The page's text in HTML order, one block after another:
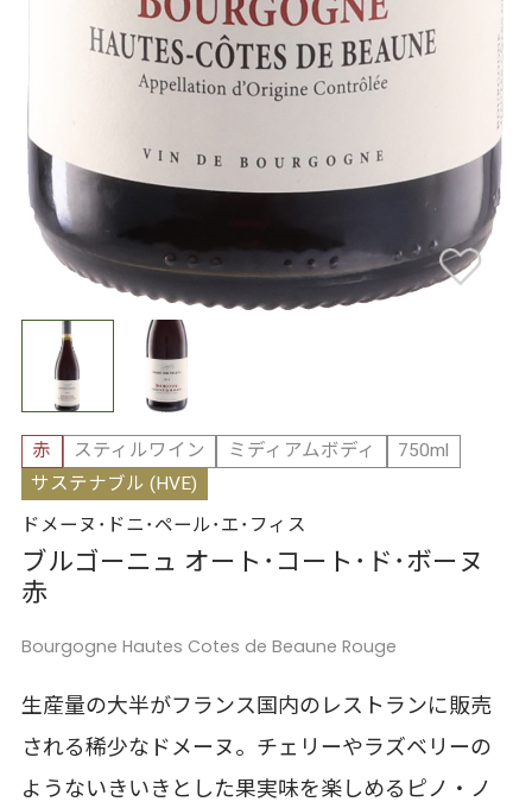
赤 スティルワイン ミディアムボディ
750ml
サステナブル (HVE)
ドメーヌ･ドニ･ペール･エ･フィス
ブルゴーニュ オート･コート･ド･ボーヌ
赤
Bourgogne Hautes Cotes de Beaune Rouge
生産量の大半がフランス国内のレストランに販売
される稀少なドメーヌ。チェリーやラズベリーの
ようないきいきとした果実味を楽しめるピノ・ノ